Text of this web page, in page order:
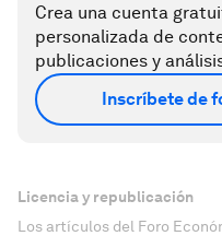
Crea una cuenta
personalizada de
publicaciones y
Inscríbete de
Licencia y republicación
Los artículos del Foro